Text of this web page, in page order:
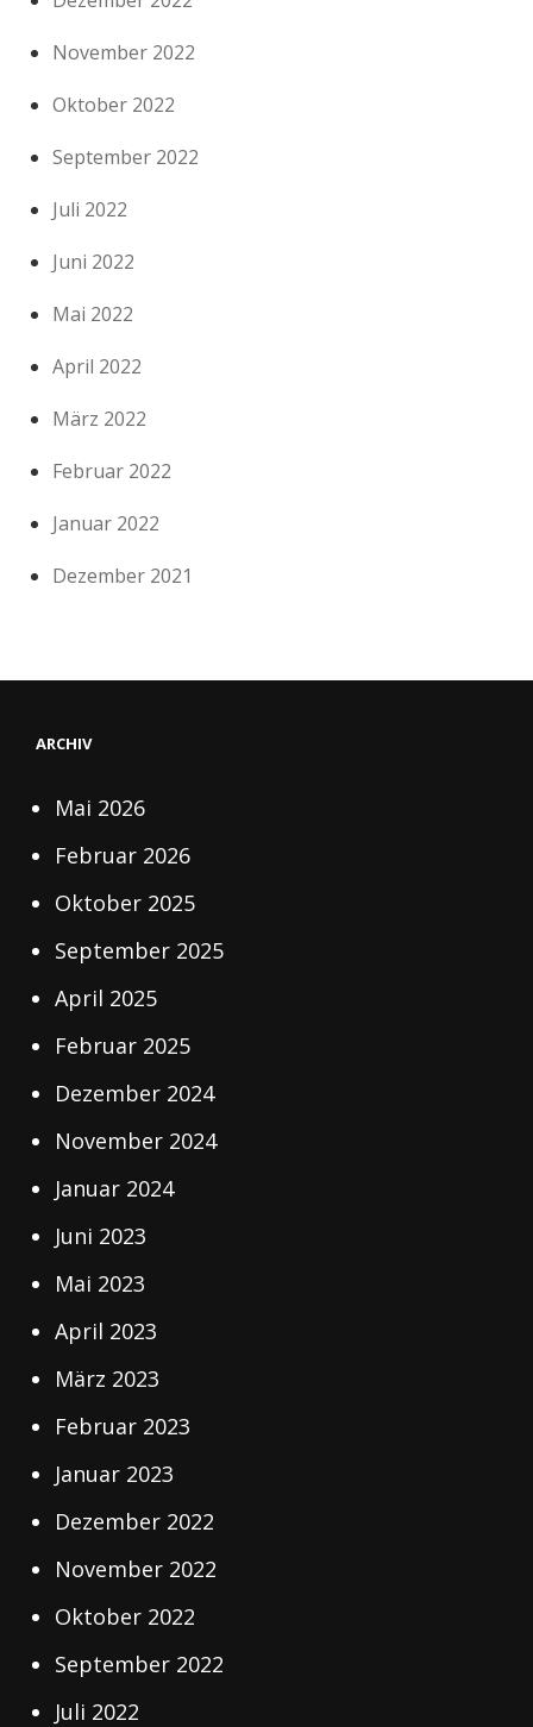
November 2022
Oktober 2022
September 2022
Juli 2022
Juni 2022
Mai 2022
April 2022
März 2022
Februar 2022
Januar 2022
Dezember 2021
ARCHIV
Mai 2026
Februar 2026
Oktober 2025
September 2025
April 2025
Februar 2025
Dezember 2024
November 2024
Januar 2024
Juni 2023
Mai 2023
April 2023
März 2023
Februar 2023
Januar 2023
Dezember 2022
November 2022
Oktober 2022
September 2022
Juli 2022